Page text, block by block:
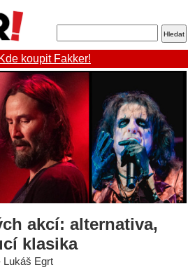
Kde koupit Fakker!
akcí: alternativa,
klasika
Lukáš Egrt